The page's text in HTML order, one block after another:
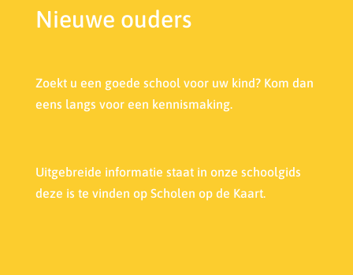
Nieuwe ouders
Zoekt u een goede school voor uw kind? Kom dan
eens langs voor een kennismaking.
Uitgebreide informatie staat in onze schoolgids
deze is te vinden op Scholen op de Kaart.